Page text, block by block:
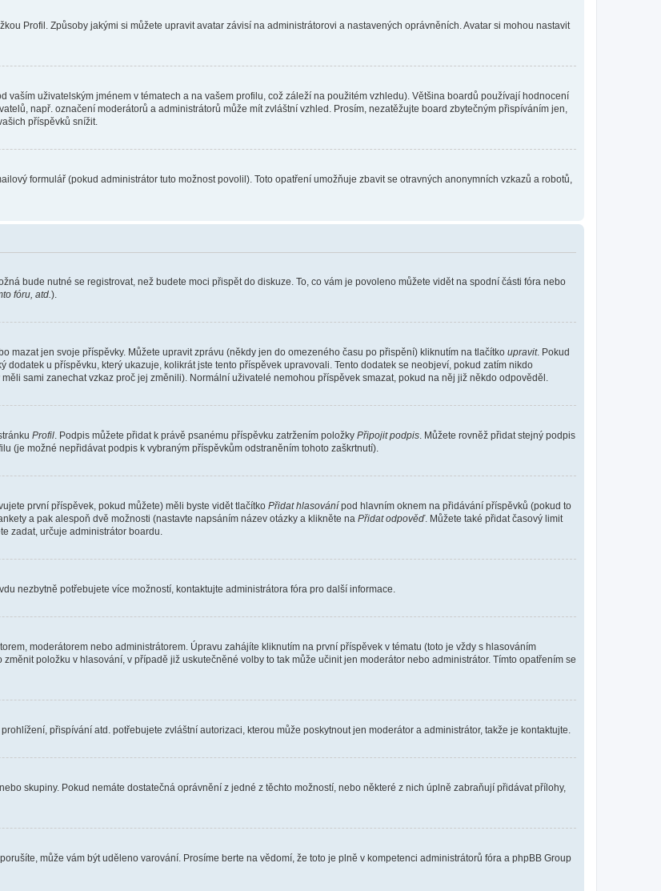
Profil. Způsoby jakými si můžete upravit avatar závisí na administrátorovi a nastavených oprávněních. Avatar si mohou nastavit
uživatelským jménem v tématech a na vašem profilu, což záleží na použitém vzhledu). Většina boardů používají hodnocení
např. označení moderátorů a administrátorů může mít zvláštní vzhled. Prosím, nezatěžujte board zbytečným přispíváním jen,
příspěvků snížit.
formulář (pokud administrátor tuto možnost povolil). Toto opatření umožňuje zbavit se otravných anonymních vzkazů a robotů,
bude nutné se registrovat, než budete moci přispět do diskuze. To, co vám je povoleno můžete vidět na spodní části fóra nebo
fóru, atd. ).
mazat jen svoje příspěvky. Můžete upravit zprávu (někdy jen do omezeného času po přispění) kliknutím na tlačítko upravit. Pokud
u příspěvku, který ukazuje, kolikrát jste tento příspěvek upravovali. Tento dodatek se neobjeví, pokud zatím nikdo
sami zanechat vzkaz proč jej změnili). Normální uživatelé nemohou příspěvek smazat, pokud na něj již někdo odpověděl.
Profil . Podpis můžete přidat k právě psanému příspěvku zatržením položky Připojit podpis . Můžete rovněž přidat stejný podpis
(je možné nepřidávat podpis k vybraným příspěvkům odstraněním tohoto zaškrtnutí).
první příspěvek, pokud můžete) měli byste vidět tlačítko Přidat hlasovánípod hlavním oknem na přidávání příspěvků (pokud to
a pak alespoň dvě možnosti (nastavte napsáním název otázky a klikněte na Přidat odpověď. Můžete také přidat časový limit
zadat, určuje administrátor boardu.
nezbytně potřebujete více možností, kontaktujte administrátora fóra pro další informace.
moderátorem nebo administrátorem. Úpravu zahájíte kliknutím na první příspěvek v tématu (toto je vždy s hlasováním
položku v hlasování, v případě již uskutečněné volby to tak může učinit jen moderátor nebo administrátor. Tímto opatřením se
přispívání atd. potřebujete zvláštní autorizaci, kterou může poskytnout jen moderátor a administrátor, takže je kontaktujte.
skupiny. Pokud nemáte dostatečná oprávnění z jedné z těchto možností, nebo některé z nich úplně zabraňují přidávat přílohy,
může vám být uděleno varování. Prosíme berte na vědomí, že toto je plně v kompetenci administrátorů fóra a phpBB Group